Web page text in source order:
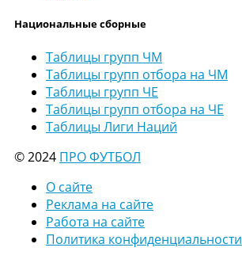
Национальные сборные
Таблицы групп ЧМ
Таблицы групп отбора на ЧМ
Таблицы групп ЧЕ
Таблицы групп отбора на ЧЕ
Таблицы Лиги Наций
© 2024 ПРО ФУТБОЛ
О сайте
Реклама на сайте
Работа на сайте
Политика конфиденциальности